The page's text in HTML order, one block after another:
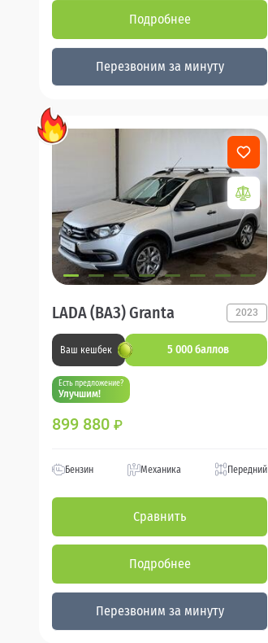
Подробнее
Перезвоним за минуту
LADA (ВАЗ) Granta 2023
Ваш кешбек 5 000 баллов
Есть предложение?
Улучшим!
899 880 ₽
Бензин Механика Передний
Сравнить
Подробнее
Перезвоним за минуту